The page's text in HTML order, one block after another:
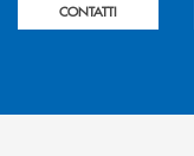
CONTATTI